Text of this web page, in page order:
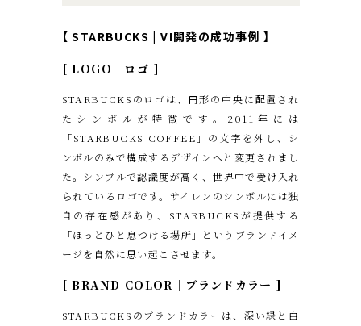
【 STARBUCKS | VI開発の成功事例 】
[ LOGO｜ロゴ ]
STARBUCKSのロゴは、円形の中央に配置され
たシンボルが特徴です。2011年には
「STARBUCKS COFFEE」の文字を外し、シ
ンボルのみで構成するデザインへと変更されまし
た。シンプルで認識度が高く、世界中で受け入れ
られているロゴです。サイレンのシンボルには独
自の存在感があり、STARBUCKSが提供する
「ほっとひと息つける場所」というブランドイメ
ージを自然に思い起こさせます。
[ BRAND COLOR｜ブランドカラー ]
STARBUCKSのブランドカラーは、深い緑と白